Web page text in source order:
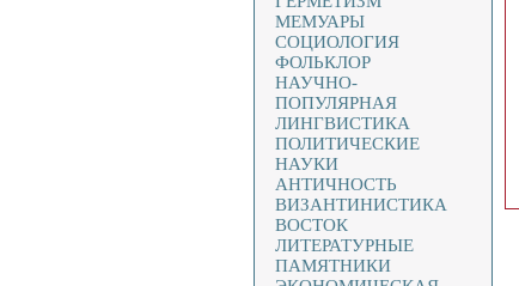
МЕМУАРЫ
СОЦИОЛОГИЯ
ФОЛЬКЛОР
НАУЧНО-
ПОПУЛЯРНАЯ
ЛИНГВИСТИКА
ПОЛИТИЧЕСКИЕ
НАУКИ
АНТИЧНОСТЬ
ВИЗАНТИНИСТИКА
ВОСТОК
ЛИТЕРАТУРНЫЕ
ПАМЯТНИКИ